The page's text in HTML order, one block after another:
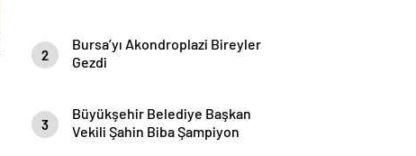
2
Bursa’yı Akondroplazi Bireyler
Gezdi
3
Büyükşehir Belediye Başkan
Vekili Şahin Biba Şampiyon